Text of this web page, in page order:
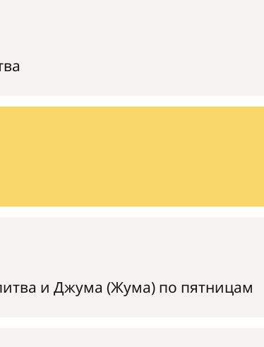
и Джума (Жума) по пятницам